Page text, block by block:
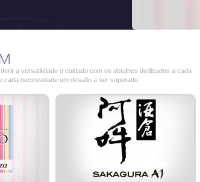
a versatilidade o cuidado com os detalhes dedicados a cada
cada necessidade um desafio a ser superado